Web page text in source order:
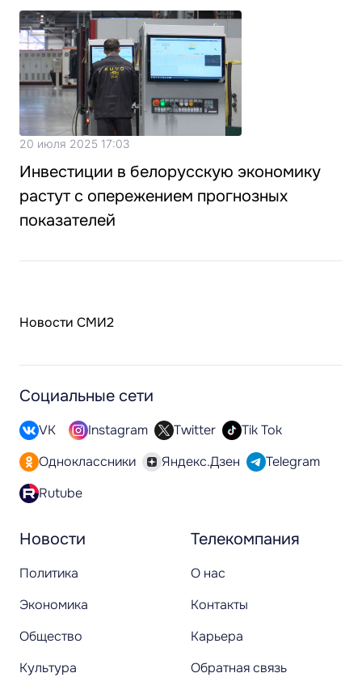
20 июля 2025 17:03
Инвестиции в белорусскую экономику
растут с опережением прогнозных
показателей
Новости СМИ2
Новости
Политика
Экономика
Общество
Культура
Телекомпания
О нас
Контакты
Карьера
Обратная связь
Социальные сети
VK Instagram Twitter
Tik Tok
Одноклассники
Яндекс.Дзен
Telegram
Rutube